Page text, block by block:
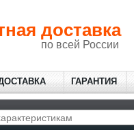
доставка
по всей России
ГАРАНТИЯ